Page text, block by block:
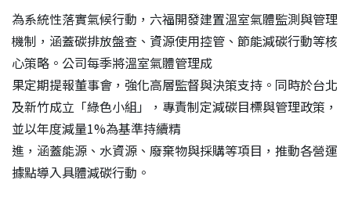
為系統性落實氣候行動，六福開發建置溫室氣體監測與管理
機制，涵蓋碳排放盤查、資源使用控管、節能減碳行動等核
心策略。公司每季將溫室氣體管理成
果定期提報董事會，強化高層監督與決策支持。同時於台北
及新竹成立「綠色小組」，專責制定減碳目標與管理政策，
並以年度減量1%為基準持續精
進，涵蓋能源、水資源、廢棄物與採購等項目，推動各營運
據點導入具體減碳行動。